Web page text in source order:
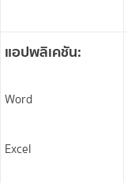
แอปพลิเคชัน:
Word
Excel